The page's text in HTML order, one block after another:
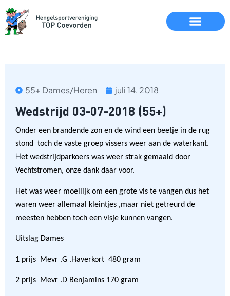
55+ Dames/Heren juli 14, 2018
Wedstrijd 03-07-2018 (55+)
Onder een brandende zon en de wind een beetje in de rug
stond toch de vaste groep vissers weer aan de waterkant.
Het wedstrijdparkoers was weer strak gemaaid door
Vechtstromen, onze dank daar voor.
Het was weer moeilijk om een grote vis te vangen dus het
waren weer allemaal kleintjes ,maar niet getreurd de
meesten hebben toch een visje kunnen vangen.
Uitslag Dames
1 prijs Mevr .G .Haverkort 480 gram
2 prijs Mevr .D Benjamins 170 gram